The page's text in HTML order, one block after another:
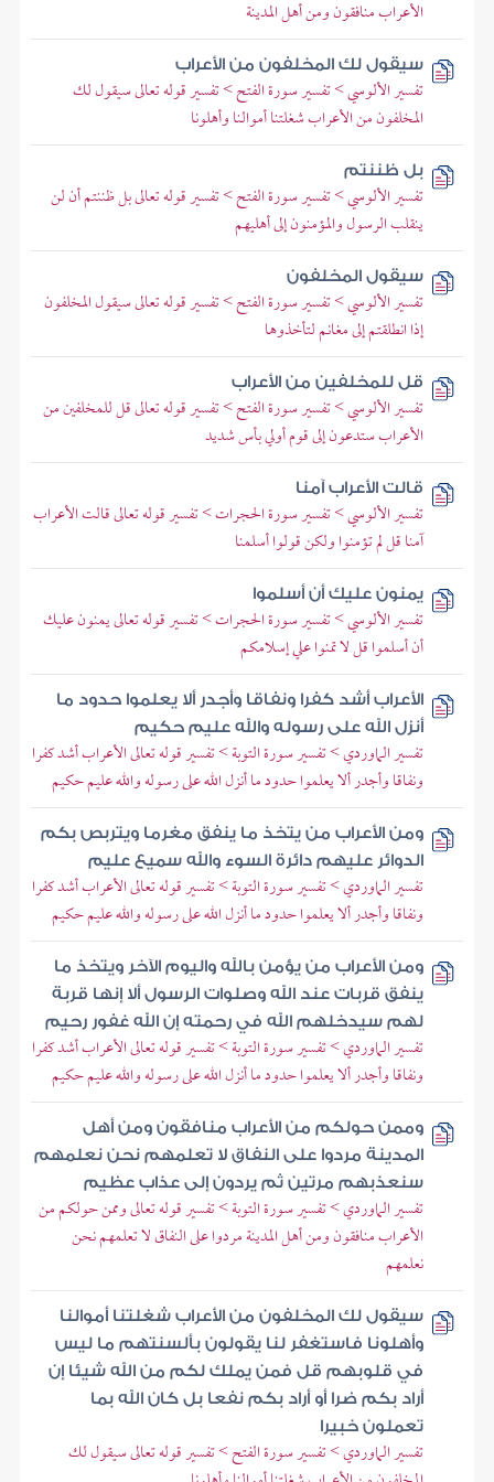
الأعراب منافقون ومن أهل المدينة
سيقول لك المخلفون من الأعراب
تفسير الألوسي > تفسير سورة الفتح > تفسير قوله تعالى سيقول لك
المخلفون من الأعراب شغلتنا أموالنا وأهلونا
بل ظننتم
تفسير الألوسي > تفسير سورة الفتح > تفسير قوله تعالى بل ظننتم أن لن
ينقلب الرسول والمؤمنون إلى أهليهم
سيقول المخلفون
تفسير الألوسي > تفسير سورة الفتح > تفسير قوله تعالى سيقول المخلفون
إذا انطلقتم إلى مغانم لتأخذوها
قل للمخلفين من الأعراب
تفسير الألوسي > تفسير سورة الفتح > تفسير قوله تعالى قل للمخلفين من
الأعراب ستدعون إلى قوم أولي بأس شديد
قالت الأعراب آمنا
تفسير الألوسي > تفسير سورة الحجرات > تفسير قوله تعالى قالت الأعراب
آمنا قل لم تؤمنوا ولكن قولوا أسلمنا
يمنون عليك أن أسلموا
تفسير الألوسي > تفسير سورة الحجرات > تفسير قوله تعالى يمنون عليك
أن أسلموا قل لا تمنوا علي إسلامكم
الأعراب أشد كفرا ونفاقا وأجدر ألا يعلموا حدود ما
أنزل الله على رسوله والله عليم حكيم
تفسير الماوردي > تفسير سورة التوبة > تفسير قوله تعالى الأعراب أشد كفرا
ونفاقا وأجدر ألا يعلموا حدود ما أنزل الله على رسوله والله عليم حكيم
ومن الأعراب من يتخذ ما ينفق مغرما ويتربص بكم
الدوائر عليهم دائرة السوء والله سميع عليم
تفسير الماوردي > تفسير سورة التوبة > تفسير قوله تعالى الأعراب أشد كفرا
ونفاقا وأجدر ألا يعلموا حدود ما أنزل الله على رسوله والله عليم حكيم
ومن الأعراب من يؤمن بالله واليوم الآخر ويتخذ ما
ينفق قربات عند الله وصلوات الرسول ألا إنها قربة
لهم سيدخلهم الله في رحمته إن الله غفور رحيم
تفسير الماوردي > تفسير سورة التوبة > تفسير قوله تعالى الأعراب أشد كفرا
ونفاقا وأجدر ألا يعلموا حدود ما أنزل الله على رسوله والله عليم حكيم
وممن حولكم من الأعراب منافقون ومن أهل
المدينة مردوا على النفاق لا تعلمهم نحن نعلمهم
سنعذبهم مرتين ثم يردون إلى عذاب عظيم
تفسير الماوردي > تفسير سورة التوبة > تفسير قوله تعالى وممن حولكم من
الأعراب منافقون ومن أهل المدينة مردوا على النفاق لا تعلمهم نحن
نعلمهم
سيقول لك المخلفون من الأعراب شغلتنا أموالنا
وأهلونا فاستغفر لنا يقولون بألسنتهم ما ليس
في قلوبهم قل فمن يملك لكم من الله شيئا إن
أراد بكم ضرا أو أراد بكم نفعا بل كان الله بما
تعملون خبيرا
تفسير الماوردي > تفسير سورة الفتح > تفسير قوله تعالى سيقول لك